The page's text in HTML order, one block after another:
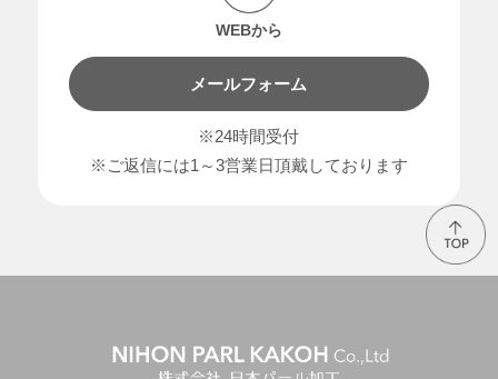
WEBから
メールフォーム
※24時間受付
※ご返信には1～3営業日頂戴しております